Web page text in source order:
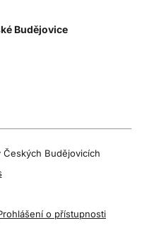
Budějovice
Budějovicích
o přístupnosti